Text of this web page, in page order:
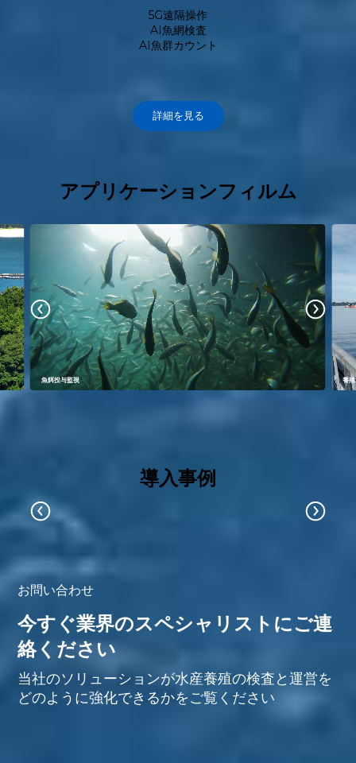
5G遠隔操作
AI魚網検査
AI魚群カウント
詳細を見る
アプリケーションフィルム
魚餌投与監視 養
導入事例
お問い合わせ
今すぐ業界のスペシャリストにご連
絡ください
当社のソリューションが水産養殖の検査と運営を
どのように強化できるかをご覧ください